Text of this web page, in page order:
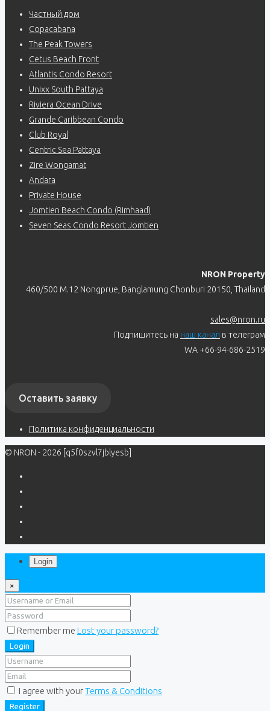
Частный дом
Copacabana
The Peak Towers
Cetus Beach Front
Atlantis Condo Resort
Unixx South Pattaya
Riviera Ocean Drive
Grande Caribbean Condo
Club Royal
Centric Sea Pattaya
Zire Wongamat
Andara
Private House
Jomtien Beach Condo (Rimhaad)
Seven Seas Condo Resort Jomtien
NRON Property
460/500 M.12 Nongprue, Banglamung Chonburi 20150, Thailand
sales@nron.ru
Подпишитесь на наш канал в телеграм
WA +66-94-686-2519
Оставить заявку
Политика конфиденциальности
© NRON - 2026 [q5f0szvl7jblyesb]
Login
×
Remember me Lost your password?
Login
I agree with yourTerms & Conditions
Register